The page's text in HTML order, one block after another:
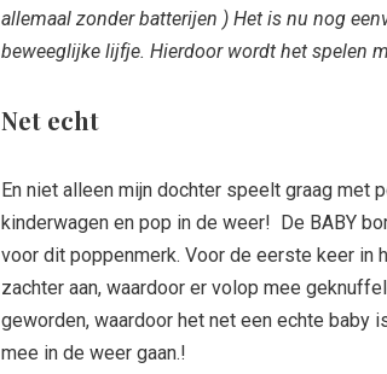
allemaal zonder batterijen ) Het is nu nog
beweeglijke lijfje. Hierdoor wordt het spelen
Net echt
En niet alleen mijn dochter speelt graag met
kinderwagen en pop in de weer! De BABY
voor dit poppenmerk. Voor de eerste keer
zachter aan, waardoor er volop mee
geworden, waardoor het net een echte baby
mee in de weer gaan.!